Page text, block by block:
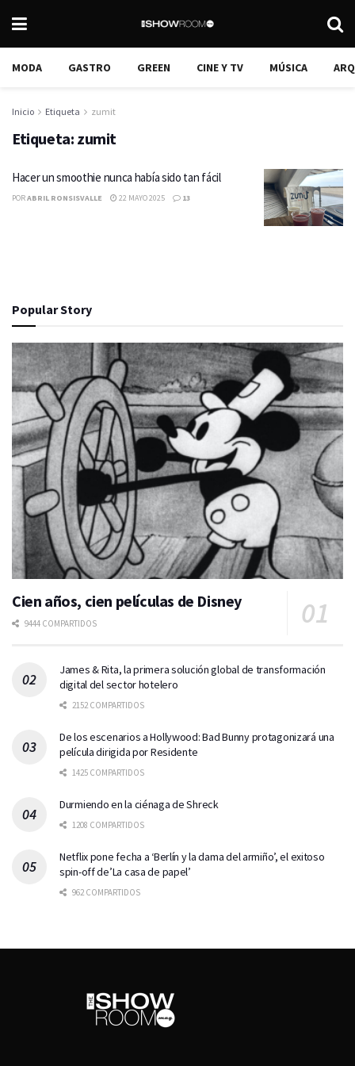
MODA GASTRO GREEN CINE Y TV MÚSICA
Inicio Etiqueta zumit
Etiqueta: zumit
Hacer un smoothie nunca había sido tan fácil
PORABRIL RONSISVALLE 22 MAYO 2025 13
Popular Story
Cien años, cien películas de Disney
9444 COMPARTIDOS
James & Rita, la primera solución global de transformación
digital del sector hotelero
2152 COMPARTIDOS
De los escenarios a Hollywood: Bad Bunny protagonizará una
película dirigida por Residente
1425 COMPARTIDOS
Durmiendo en la ciénaga de Shreck
1208 COMPARTIDOS
Netflix pone fecha a ‘Berlín y la dama del armiño’, el exitoso
spin-off de’La casa de papel’
962 COMPARTIDOS